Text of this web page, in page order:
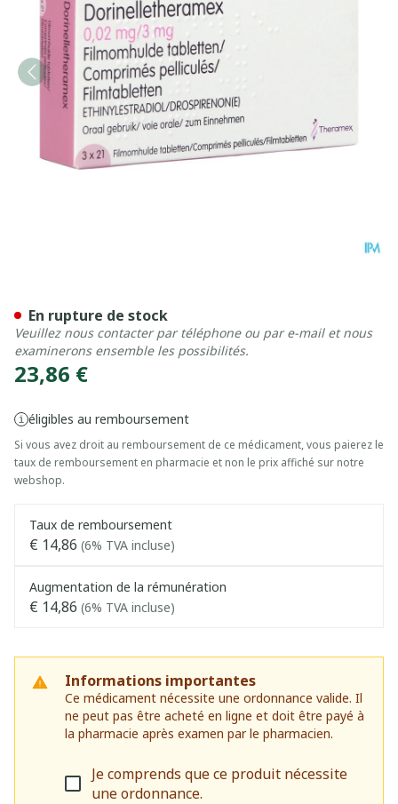
23,86 €
éligibles au remboursement
Si vous avez droit au remboursement de ce médicament, vous paierez le
taux de remboursement en pharmacie et non le prix affiché sur notre
webshop.
Taux de remboursement
€ 14,86 (6% TVA incluse)
Augmentation de la rémunération
€ 14,86 (6% TVA incluse)
Informations importantes
Ce médicament nécessite une ordonnance valide. Il
ne peut pas être acheté en ligne et doit être payé à
la pharmacie après examen par le pharmacien.
Je comprends que ce produit nécessite
une ordonnance.
En rupture de stock
Veuillez nous contacter par téléphone ou par e-mail et nous
examinerons ensemble les possibilités.